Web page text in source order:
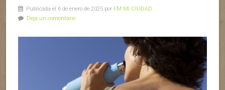
Publicada el 6 de enero de 2025 por FM MI CIUDAD
Deja un comentario